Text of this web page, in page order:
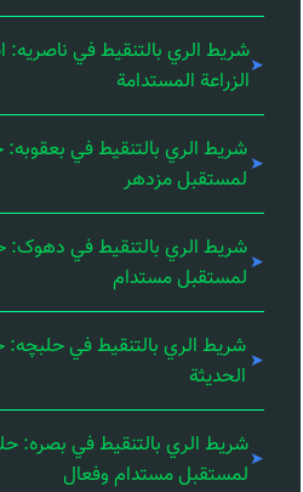
شريط الري بالتنقيط في ناصریه:
الزراعة المستدامة
شريط الري بالتنقيط في بعقوبه:
لمستقبل مزدهر
شريط الري بالتنقيط في دهوک:
لمستقبل مستدام
شريط الري بالتنقيط في حلبچه:
الحديثة
شريط الري بالتنقيط في بصره:
لمستقبل مستدام وفعال